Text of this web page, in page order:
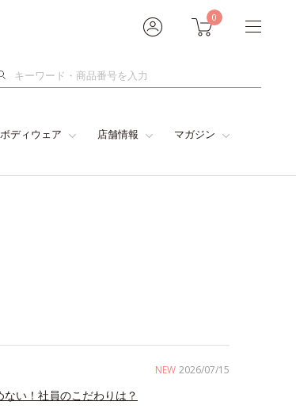
0
検
ボディウェア 店舗情報 マガジン
NEW 2026/07/15
い！社員のこだわりは？